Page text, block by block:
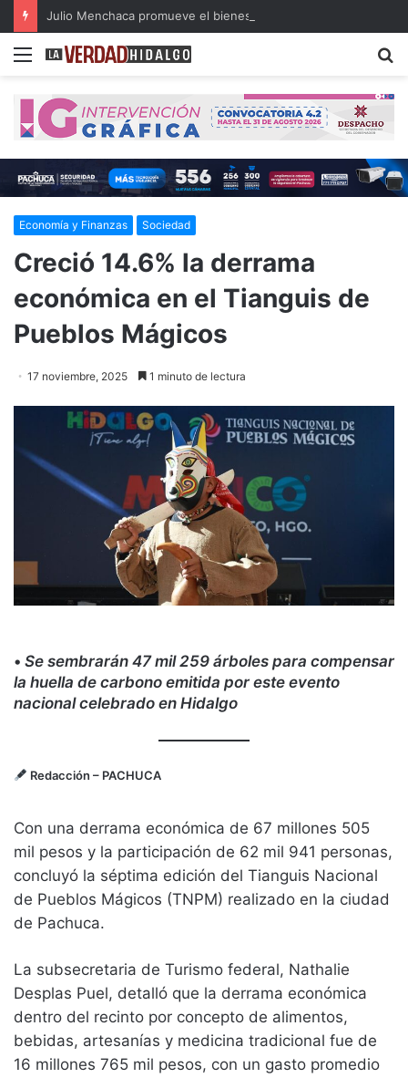
Menu
Economía y Finanzas Sociedad
Creció 14.6% la derrama
económica en el Tianguis de
Pueblos Mágicos
17 noviembre, 2025 1 minuto de lectura
• Se sembrarán 47 mil 259 árboles para compensar
la huella de carbono emitida por este evento
nacional celebrado en Hidalgo
Redacción – PACHUCA
Con una derrama económica de 67 millones 505
mil pesos y la participación de 62 mil 941 personas,
concluyó la séptima edición del Tianguis Nacional
de Pueblos Mágicos (TNPM) realizado en la ciudad
de Pachuca.
La subsecretaria de Turismo federal, Nathalie
Desplas Puel, detalló que la derrama económica
dentro del recinto por concepto de alimentos,
bebidas, artesanías y medicina tradicional fue de
16 millones 765 mil pesos, con un gasto promedio